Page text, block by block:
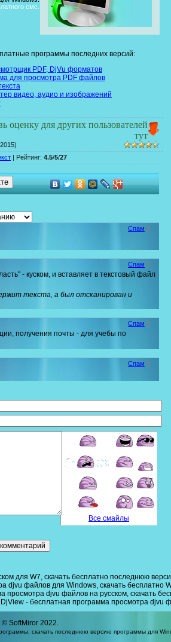
смс.
программы последних версий:
PDF, DjVu форматов
для просмотра PDF файлов
видео, аудио и изображений
оценку для других пользователей
тут
| Рейтинг: 4.5/5/27
Спам 0
Спам 0
- куском, и вставляет в текстовый файл
текста, а был отсканирован и
Спам 0
получения почты - для учебы по
Спам 0
Все смайлы
для W7, скачать бесплатно последнюю
djvu файлов для Windows, скачать бесплатно
просмотра djvu файлов на русском, скачать
- бесплатная программа просмотра djvu
© SoftMiror2022.
скачать последнюю версию программы для